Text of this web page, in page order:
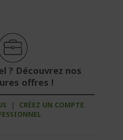
? Découvrez nos
offres !
|
CRÉEZ UN COMPTE